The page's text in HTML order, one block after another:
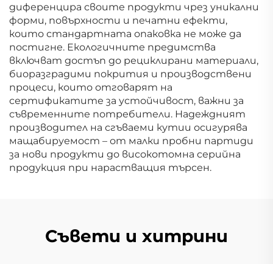
диференцира своите продукти чрез уникални
форми, повърхности и печатни ефекти,
които стандартната опаковка не може да
постигне. Екологичните предимства
включват достъп до рециклирани материали,
биоразградими покрития и производствени
процеси, които отговарят на
сертификатите за устойчивост, важни за
съвременните потребители. Надеждният
производител на сгъваеми кутии осигурява
мащабируемост – от малки пробни партиди
за нови продукти до високотомна серийна
продукция при нарастващия търсен.
Съвети и хитрини